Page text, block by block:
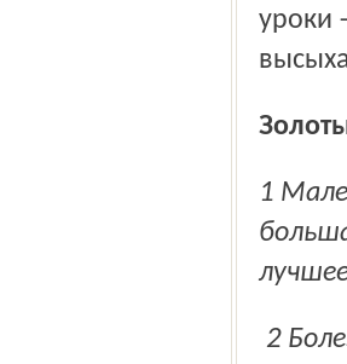
уроки
1 Маленькие междурядья на картошке в 70 см – это
2 Болезни одолевают лишь ослабленные растения. Если